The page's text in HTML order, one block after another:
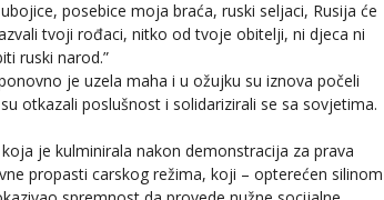
posebice moja braća, ruski seljaci, Rusija će
tvoji rođaci, nitko od tvoje obitelji, ni djeca ni
ruski narod.”
je uzela maha i u ožujku su iznova počeli
otkazali poslušnost i solidarizirali se sa sovjetima.
je kulminirala nakon demonstracija za prava
propasti carskog režima, koji – opterećen silinom